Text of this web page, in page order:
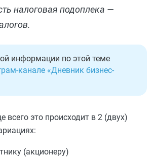
налоговая подоплека —
информации по этой теме
канале «Дневник бизнес-
всего это происходит в 2 (двух)
(акционеру)